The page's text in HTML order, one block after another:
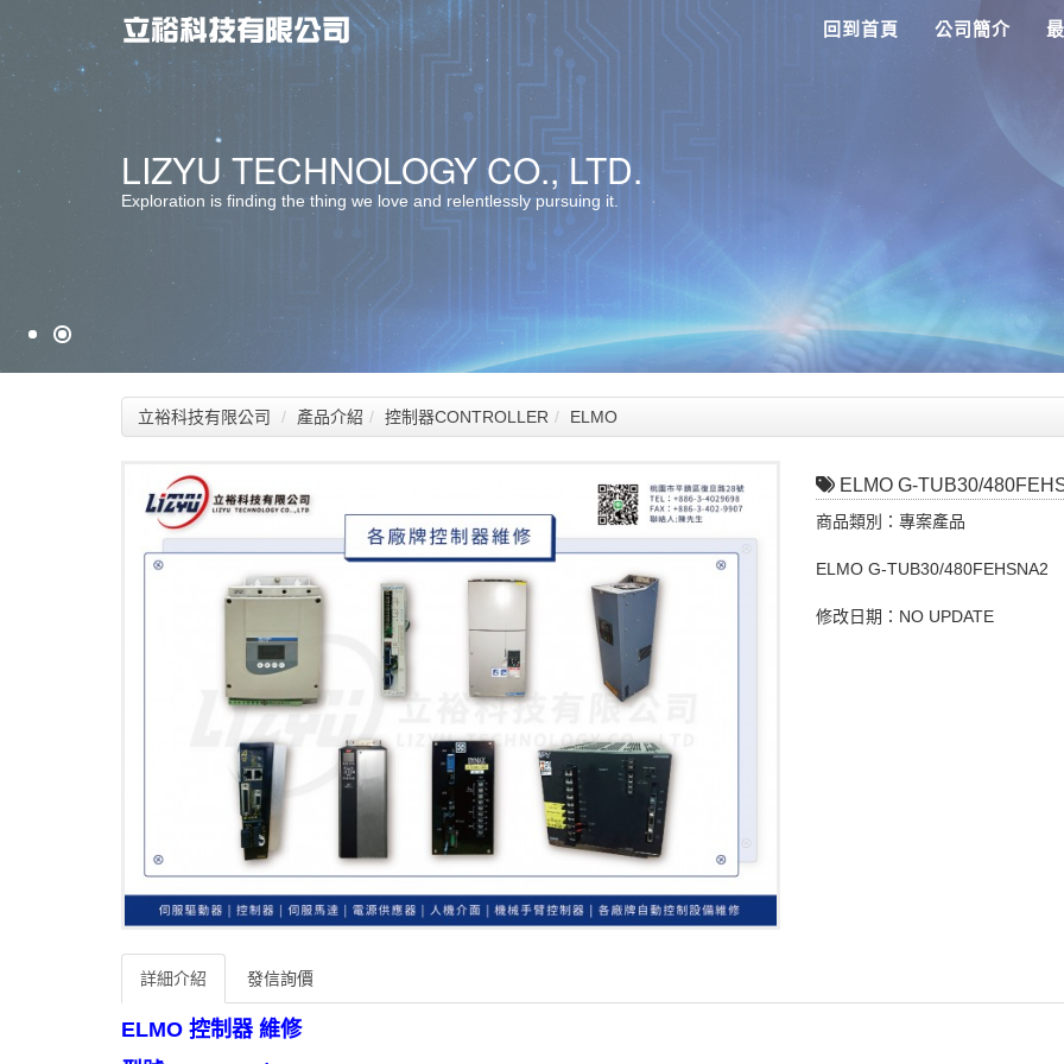
最佳服務 ‧ 最佳選擇
堅持品質 ‧ 卓越創新
LIZYU TECHNOLOGY CO., LTD.
Exploration is finding the thing we love and relentlessly pursuing it.
回到首頁 公司簡介
立裕科技有限公司 產品介紹 控制器CONTROLLER ELMO
ELMO G-TUB30/
商品類別：專案產品
ELMO G-TUB30/480FEHSNA2
修改日期：NO UPDATE
詳細介紹 發信詢價
ELMO 控制器 維修